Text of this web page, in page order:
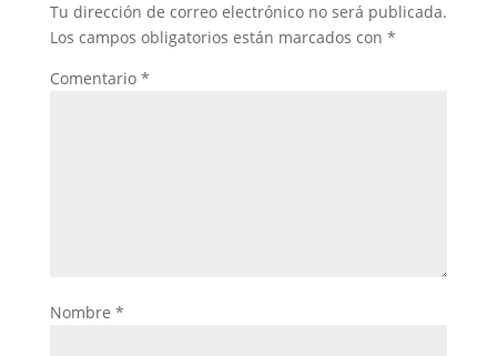
Tu dirección de correo electrónico no será publicada.
Los campos obligatorios están marcados con *
Comentario *
Nombre *